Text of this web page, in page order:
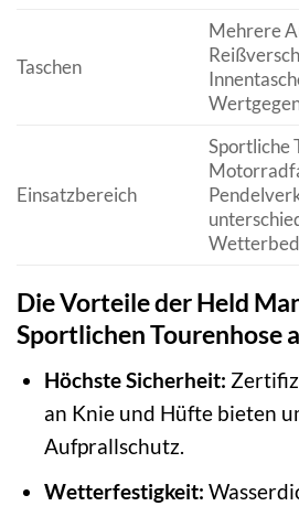
Taschen
Mehrere
Einsatzbereich
Sportliche
Die Vorteile der Held
Sportlichen Tourenhose
Höchste Sicherheit:
an Knie und Hüfte bieten
Aufprallschutz.
Wetterfestigkeit: